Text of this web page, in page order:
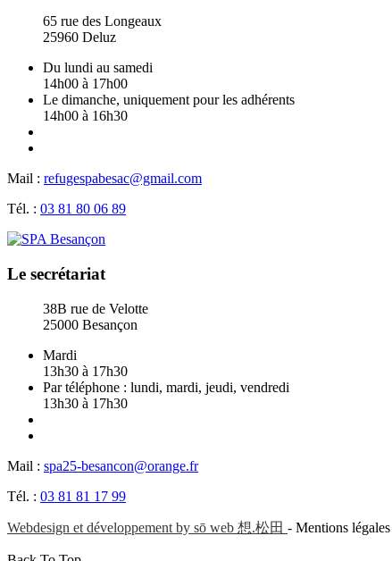
65 rue des Longeaux
25960 Deluz
Du lundi au samedi
14h00 à 17h00
Le dimanche, uniquement pour les adhérents
14h00 à 16h30
Mail : refugespabesac@gmail.com
Tél. : 03 81 80 06 89
Le secrétariat
38B rue de Velotte
25000 Besançon
Mardi
13h30 à 17h30
Par téléphone : lundi, mardi, jeudi, vendredi
13h30 à 17h30
Mail : spa25-besancon@orange.fr
Tél. : 03 81 81 17 99
Webdesign et développement by sō web 想.松田 - Mentions légales